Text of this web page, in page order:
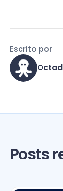
Escrito por
Posts